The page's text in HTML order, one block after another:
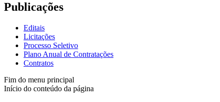
Publicações
Editais
Licitações
Processo Seletivo
Plano Anual de Contratações
Contratos
Fim do menu principal
Início do conteúdo da página